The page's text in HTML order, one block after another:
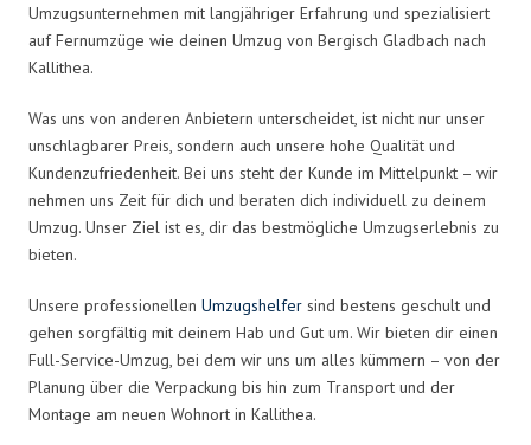
Umzugsunternehmen mit langjähriger Erfahrung und spezialisiert
auf Fernumzüge wie deinen Umzug von Bergisch Gladbach nach
Kallithea.
Was uns von anderen Anbietern unterscheidet, ist nicht nur unser
unschlagbarer Preis, sondern auch unsere hohe Qualität und
Kundenzufriedenheit. Bei uns steht der Kunde im Mittelpunkt – wir
nehmen uns Zeit für dich und beraten dich individuell zu deinem
Umzug. Unser Ziel ist es, dir das bestmögliche Umzugserlebnis zu
bieten.
Unsere professionellen Umzugshelfer sind bestens geschult und
gehen sorgfältig mit deinem Hab und Gut um. Wir bieten dir einen
Full-Service-Umzug, bei dem wir uns um alles kümmern – von der
Planung über die Verpackung bis hin zum Transport und der
Montage am neuen Wohnort in Kallithea.